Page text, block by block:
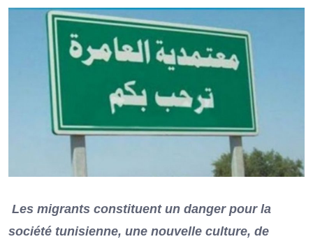
Les migrants constituent un danger pour la
société tunisienne, une nouvelle culture, de